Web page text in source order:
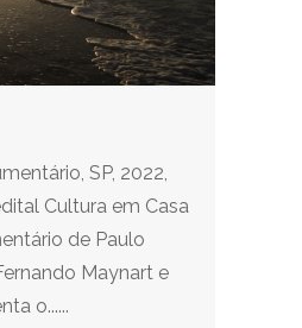
SP, 2022,
Cultura em Casa
de Paulo
Maynart e
o......